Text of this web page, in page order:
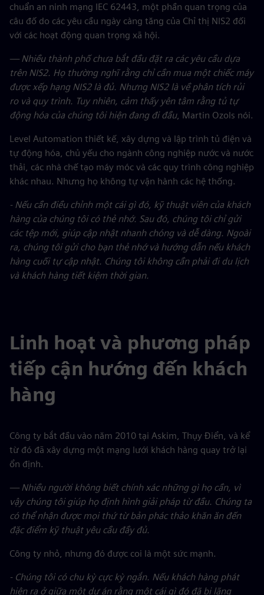
chuẩn an ninh mạng IEC 62443, một phần quan trọng của
câu đố do các yêu cầu ngày càng tăng của Chỉ thị NIS2 đối
với các hoạt động quan trọng xã hội.
— Nhiều thành phố chưa bắt đầu đặt ra các yêu cầu dựa
trên NIS2. Họ thường nghĩ rằng chỉ cần mua một chiếc máy
được xếp hạng NIS2 là đủ. Nhưng NIS2 là về phân tích rủi
ro và quy trình. Tuy nhiên, cảm thấy yên tâm rằng tủ tự
động hóa của chúng tôi hiện đang đi đầu, Martin Ozols nói.
Level Automation thiết kế, xây dựng và lập trình tủ điện và
tự động hóa, chủ yếu cho ngành công nghiệp nước và nước
thải, các nhà chế tạo máy móc và các quy trình công nghiệp
khác nhau. Nhưng họ không tự vận hành các hệ thống.
- Nếu cần điều chỉnh một cái gì đó, kỹ thuật viên của khách
hàng của chúng tôi có thẻ nhớ. Sau đó, chúng tôi chỉ gửi
các tệp mới, giúp cập nhật nhanh chóng và dễ dàng. Ngoài
ra, chúng tôi gửi cho bạn thẻ nhớ và hướng dẫn nếu khách
hàng cuối tự cập nhật. Chúng tôi không cần phải đi du lịch
và khách hàng tiết kiệm thời gian.
Linh hoạt và phương pháp
tiếp cận hướng đến khách
hàng
Công ty bắt đầu vào năm 2010 tại Askim, Thụy Điển, và kể
từ đó đã xây dựng một mạng lưới khách hàng quay trở lại
ổn định.
— Nhiều người không biết chính xác những gì họ cần, vì
vậy chúng tôi giúp họ định hình giải pháp từ đầu. Chúng ta
có thể nhận được mọi thứ từ bản phác thảo khăn ăn đến
đặc điểm kỹ thuật yêu cầu đầy đủ.
Công ty nhỏ, nhưng đó được coi là một sức mạnh.
- Chúng tôi có chu kỳ cực kỳ ngắn. Nếu khách hàng phát
hiện ra ở giữa một dự án rằng một cái gì đó đã bị lãng